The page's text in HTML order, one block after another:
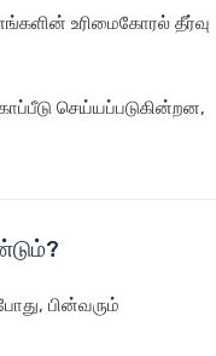
உரிமைகோரல் தீர்வு
செய்யப்படுகின்றன,
பின்வரும்